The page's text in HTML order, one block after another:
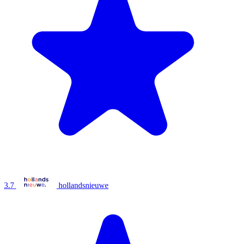
3.7 hollandsnieuwe